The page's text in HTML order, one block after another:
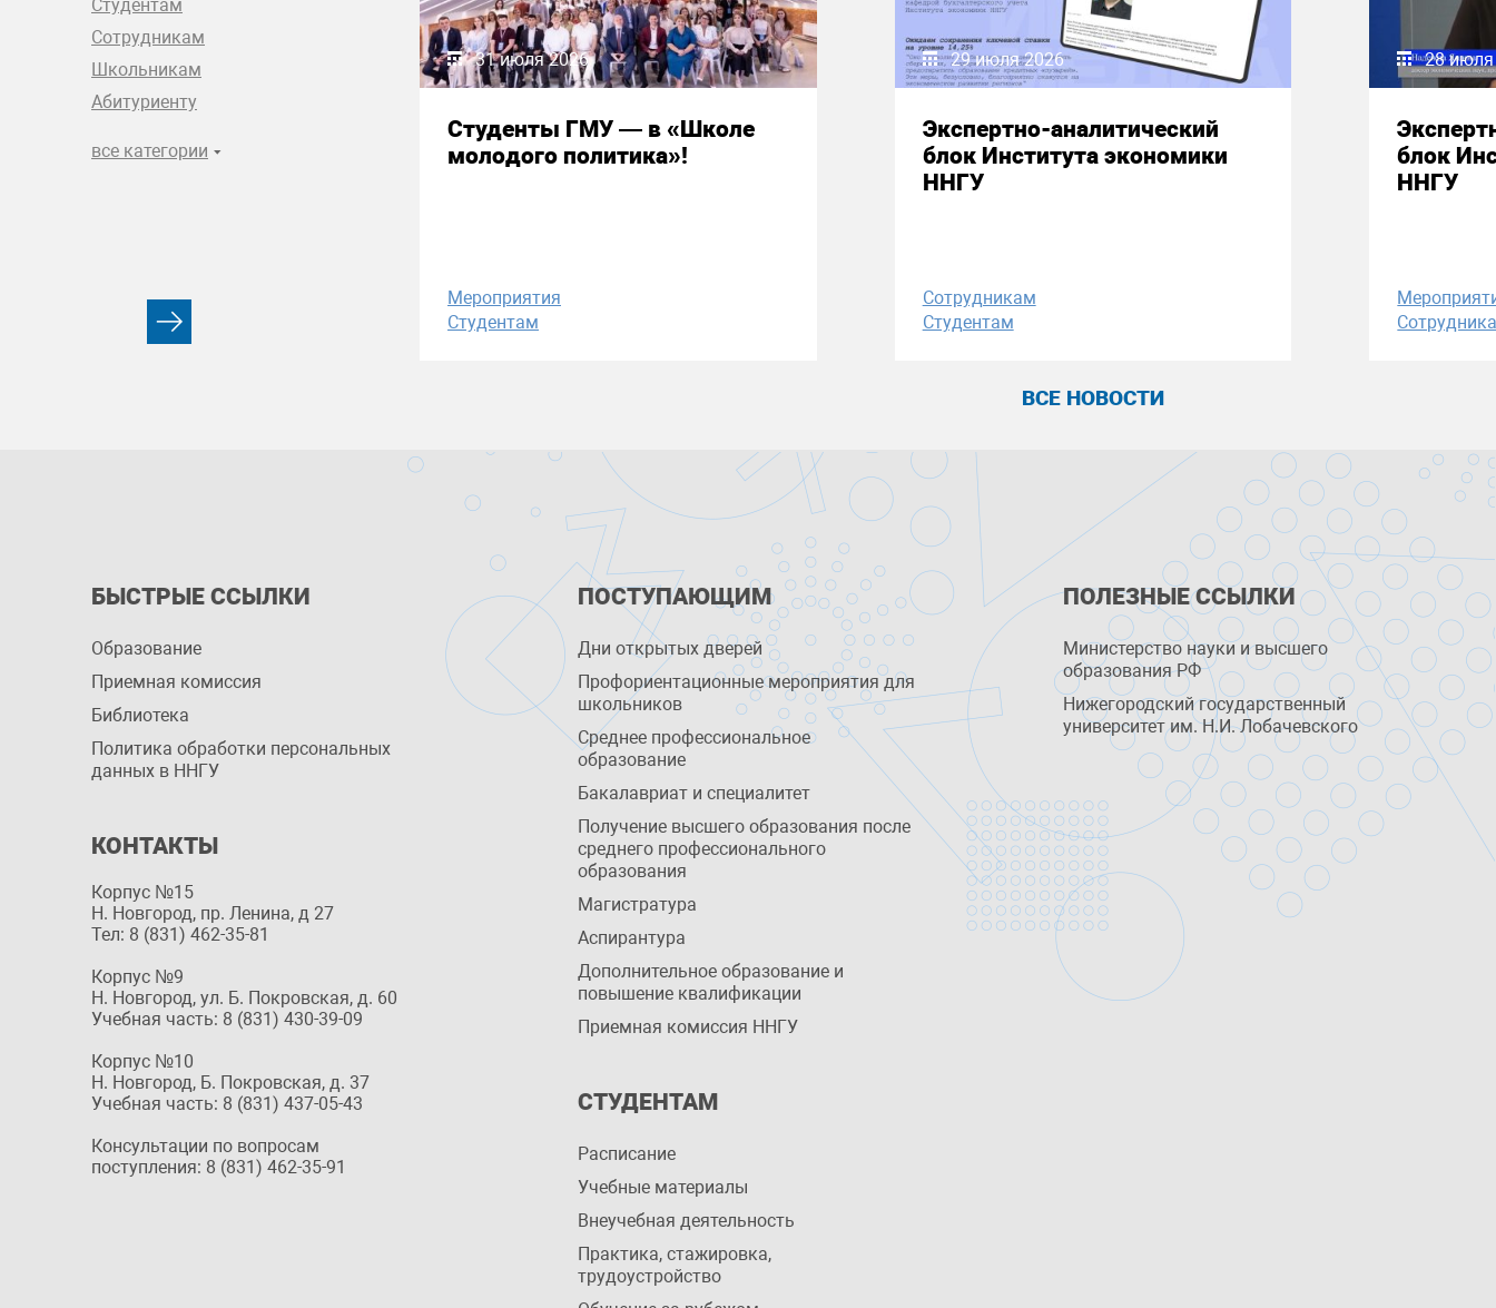
Студентам
Сотрудникам
Школьникам
Абитуриенту
все категории
31 июля 2026
Студенты ГМУ — в «Школе
молодого политика»!
Мероприятия
Студентам
29 июля 2026
Экспертно-аналитический
блок Института экономики
ННГУ
Сотрудникам
Студентам
28
блок
ННГУ
ВСЕ НОВОСТИ
БЫСТРЫЕ ССЫЛКИ
Образование
Приемная комиссия
Библиотека
Политика обработки персональных
данных в ННГУ
КОНТАКТЫ
Корпус №15
Н. Новгород, пр. Ленина, д 27
Тел: 8 (831) 462-35-81
Корпус №9
Н. Новгород, ул. Б. Покровская, д. 60
Учебная часть: 8 (831) 430-39-09
Корпус №10
Н. Новгород, Б. Покровская, д. 37
Учебная часть: 8 (831) 437-05-43
Консультации по вопросам
поступления: 8 (831) 462-35-91
ПОСТУПАЮЩИМ
Дни открытых дверей
Профориентационные мероприятия для
школьников
Среднее профессиональное
образование
Бакалавриат и специалитет
Получение высшего образования после
среднего профессионального
образования
Магистратура
Аспирантура
Дополнительное образование и
повышение квалификации
Приемная комиссия ННГУ
СТУДЕНТАМ
Расписание
Учебные материалы
Внеучебная деятельность
Практика, стажировка,
трудоустройство
ПОЛЕЗНЫЕ ССЫЛКИ
Министерство науки и высшего
образования РФ
Нижегородский государственный
университет им. Н.И. Лобачевского